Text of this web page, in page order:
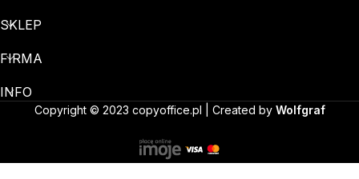
SKLEP
FIRMA
INFO
Copyright © 2023 copyoffice.pl | Created by Wolfgraf